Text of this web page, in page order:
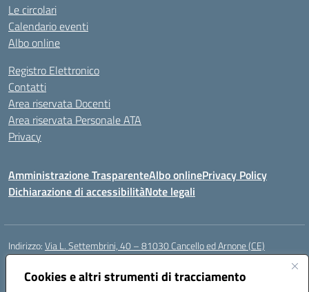
Cookies e altri strumenti di tracciamento
Le circolari
Calendario eventi
Albo online
Registro Elettronico
Contatti
Area riservata Docenti
Area riservata Personale ATA
Privacy
Amministrazione TrasparenteAlbo onlinePrivacy Policy
Dichiarazione di accessibilitàNote legali
Indirizzo:Via L. Settembrini, 40 – 81030 Cancello ed Arnone (CE)
Centralino:
Posta elettronica certificata (PEC):ceic818008@pec.istruzione.it